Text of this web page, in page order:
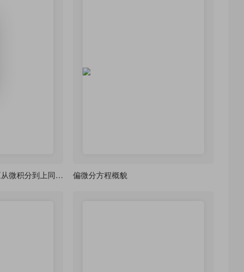
LaTeX 精排数学精品《从微积分到上同调平装》（From Calculus to Cohomology）-四字体可选 偏微分方程概貌